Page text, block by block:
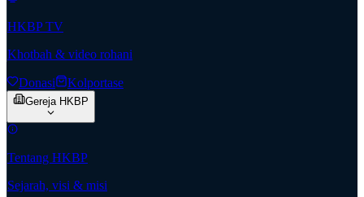
HKBP TV
Khotbah & video rohani
Donasi Kolportase
Gereja HKBP
Tentang HKBP
Sejarah, visi & misi